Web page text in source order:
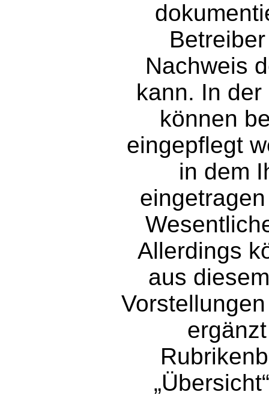
Nachweis
kann. In
können
eingepflegt
in dem
Allerdings
aus